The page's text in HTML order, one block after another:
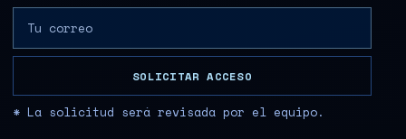
SOLICITAR ACCESO
* La solicitud será revisada por el equipo.